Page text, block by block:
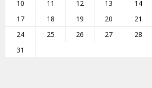
10
11 12 13 14
17
18 19 20 21
24
25 26 27 28
31